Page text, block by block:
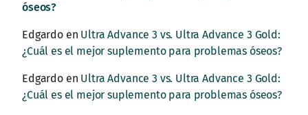
óseos?
Edgardoen Ultra Advance 3 vs. Ultra Advance 3 Gold:
¿Cuál es el mejor suplemento para problemas óseos?
Edgardoen Ultra Advance 3 vs. Ultra Advance 3 Gold:
¿Cuál es el mejor suplemento para problemas óseos?